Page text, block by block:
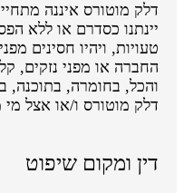
דלק מוטורס איננה
יינתנו כסדרם או ללא
טעויות, ויהיו חסינים
החברה או מפני נזקים,
והכל, בחומרה, בתוכנה,
דלק מוטורס ו/או אצל מי
דין ומקום שיפוט